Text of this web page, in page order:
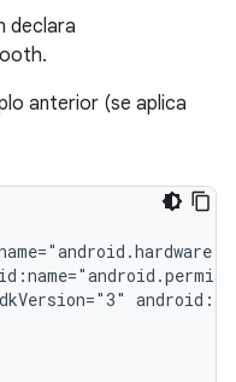
declara
anterior (se aplica